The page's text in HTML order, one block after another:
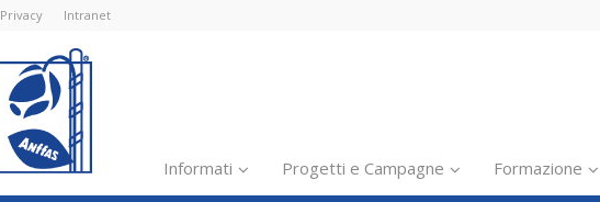
Privacy Intranet
Informati Progetti e Campagne Formazione